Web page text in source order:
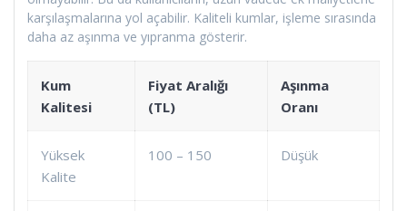
karşılaşmalarına yol açabilir. Kaliteli kumlar, işleme sırasında
daha az aşınma ve yıpranma gösterir.
Kum
Kalitesi
Fiyat Aralığı
(TL)
Aşınma
Oranı
Yüksek
Kalite
100 – 150 Düşük